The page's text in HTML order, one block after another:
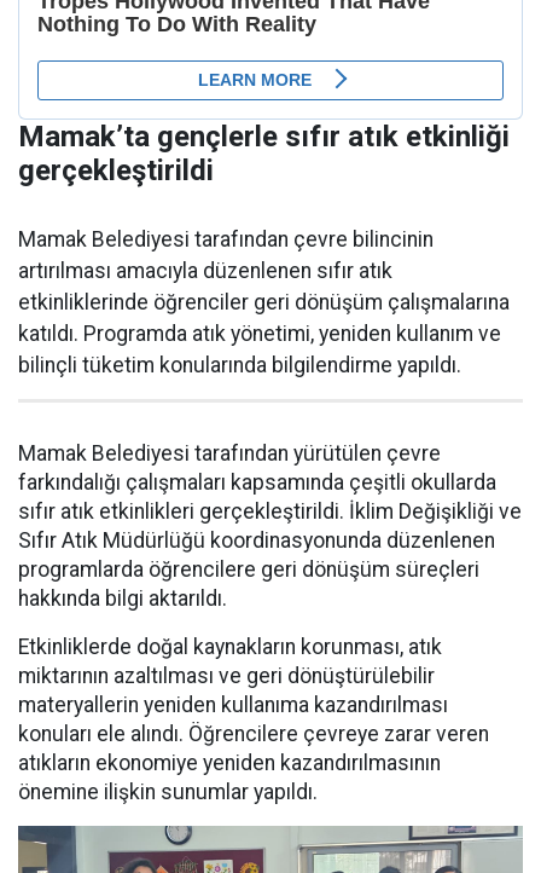
Mamak’ta gençlerle sıfır atık etkinliği
gerçekleştirildi
Mamak Belediyesi tarafından çevre bilincinin
artırılması amacıyla düzenlenen sıfır atık
etkinliklerinde öğrenciler geri dönüşüm çalışmalarına
katıldı. Programda atık yönetimi, yeniden kullanım ve
bilinçli tüketim konularında bilgilendirme yapıldı.
Mamak Belediyesi tarafından yürütülen çevre
farkındalığı çalışmaları kapsamında çeşitli okullarda
sıfır atık etkinlikleri gerçekleştirildi. İklim Değişikliği ve
Sıfır Atık Müdürlüğü koordinasyonunda düzenlenen
programlarda öğrencilere geri dönüşüm süreçleri
hakkında bilgi aktarıldı.
Etkinliklerde doğal kaynakların korunması, atık
miktarının azaltılması ve geri dönüştürülebilir
materyallerin yeniden kullanıma kazandırılması
konuları ele alındı. Öğrencilere çevreye zarar veren
atıkların ekonomiye yeniden kazandırılmasının
önemine ilişkin sunumlar yapıldı.